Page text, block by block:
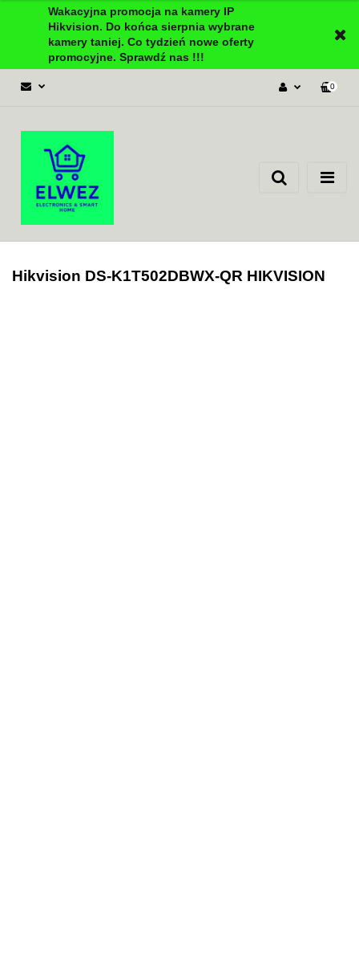
Wakacyjna promocja na kamery IP
Hikvision. Do końca sierpnia wybrane
kamery taniej. Co tydzień nowe oferty
promocyjne. Sprawdź nas !!!
Zgody cookies
0
Hikvision DS-K1T502DBWX-QR HIKVISION